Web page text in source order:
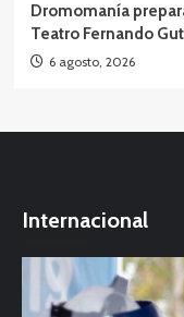
Dromomanía
Teatro Fernando
6 agosto, 2026
Internacional